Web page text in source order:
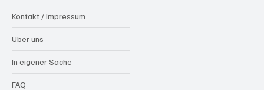
Kontakt / Impressum
Über uns
In eigener Sache
FAQ